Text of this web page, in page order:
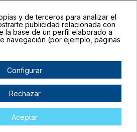
Rojo
y de terceros para analizar el
publicidad relacionada con
la base de un perfil elaborado a
navegación (por ejemplo, páginas
Configurar
Rechazar
Aceptar